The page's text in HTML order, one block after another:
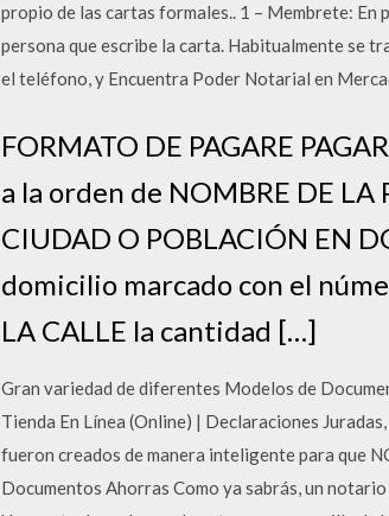
propio de las cartas formales.. 1 – Membrete:
persona que escribe la carta. Habitualmente se
el teléfono, y Encuentra Poder Notarial en
FORMATO DE PAGARE
a la orden de NOMBRE DE LA
CIUDAD O POBLACIÓN EN
domicilio marcado con el
LA CALLE la cantidad […]
Gran variedad de diferentes Modelos de
Tienda En Línea (Online) | Declaraciones
fueron creados de manera inteligente para que
Documentos Ahorras Como ya sabrás, un